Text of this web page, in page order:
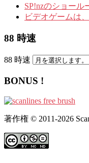
SP!nzのショール
ビデオゲームは
88 時速
88 時速
BONUS !
著作権 © 2011-2026